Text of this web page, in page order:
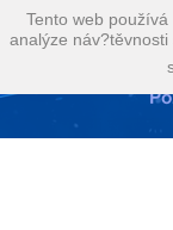
Tento web
analýze